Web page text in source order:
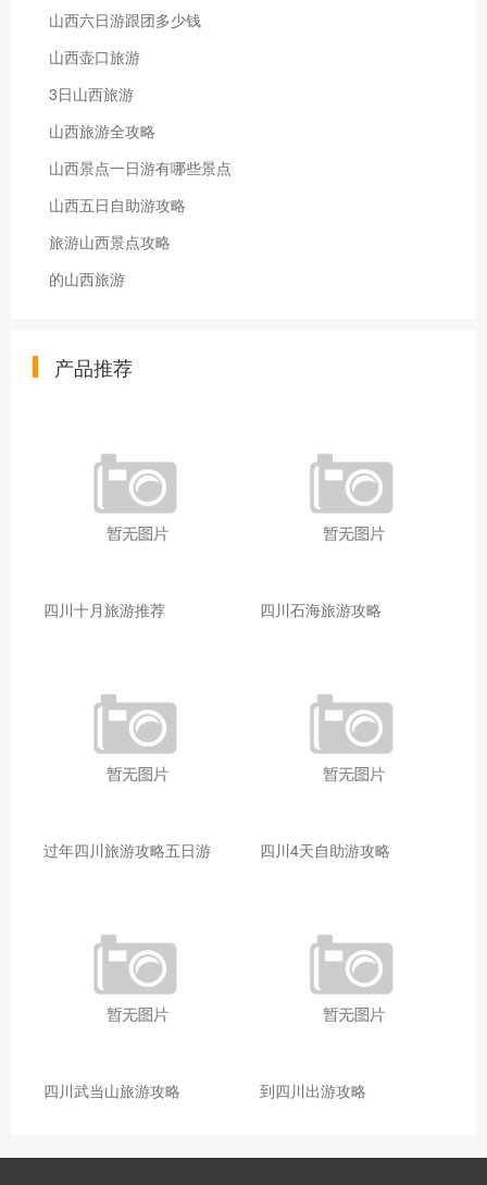
山西六日游跟团多少钱
山西壶口旅游
3日山西旅游
山西旅游全攻略
山西景点一日游有哪些景点
山西五日自助游攻略
旅游山西景点攻略
的山西旅游
产品推荐
四川十月旅游推荐 四川石海旅游攻略
过年四川旅游攻略五日游 四川4天自助游攻略
四川武当山旅游攻略 到四川出游攻略